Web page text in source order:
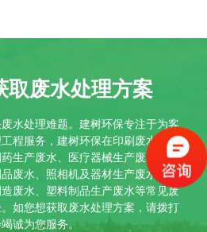
取废水处理方案
水处理难题。建树环保专注于为客
程服务，建树环保在印刷废水、化
生产废水、医疗器械生产废水、机
废水、照相机及器材生产废水、五
废水、塑料制品生产废水等常见废
如您想获取废水处理方案，请拨打
诚为您服务。